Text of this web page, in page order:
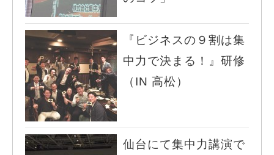
『ビジネスの９割は集
中力で決まる！』研修
（IN 高松）
仙台にて集中力講演で